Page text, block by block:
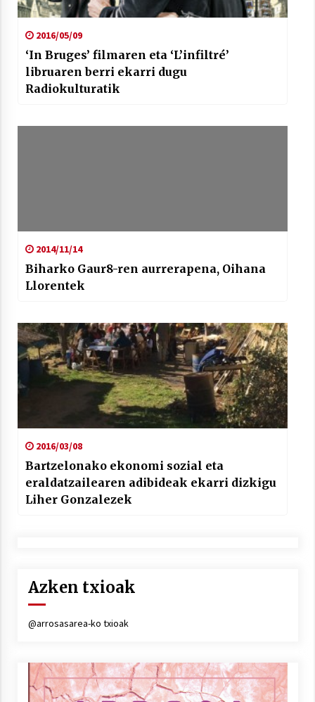
2016/05/09
‘In Bruges’ filmaren eta ‘L’infiltré’
libruaren berri ekarri dugu
Radiokulturatik
2014/11/14
Biharko Gaur8-ren aurrerapena, Oihana
Llorentek
2016/03/08
Bartzelonako ekonomi sozial eta
eraldatzailearen adibideak ekarri dizkigu
Liher Gonzalezek
Azken txioak
@arrosasarea-ko txioak